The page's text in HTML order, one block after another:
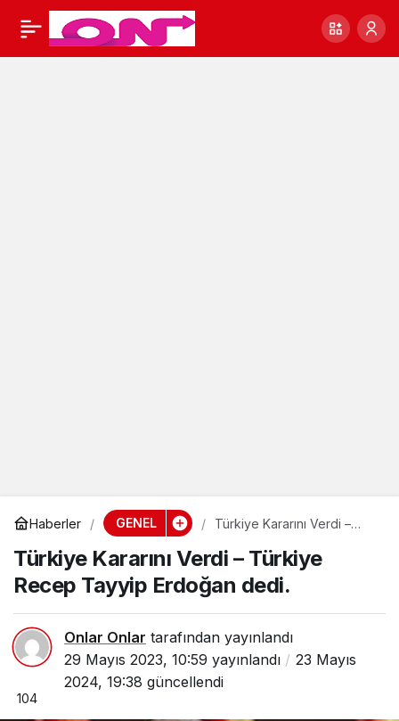
Haberler GENEL
Türkiye Kararını Verdi –
Erdoğan dedi.
Türkiye Kararını Verdi – Türkiye
Recep Tayyip Erdoğan dedi.
Onlar Onlar tarafından yayınlandı
29 Mayıs 2023, 10:59 yayınlandı
23 Mayıs
2024, 19:38 güncellendi
104
Sınavsız ikinci Paylaş